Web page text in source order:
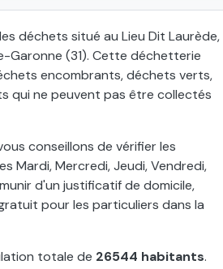
déchets situé au Lieu Dit Laurède,
Garonne (31). Cette déchetterie
encombrants, déchets verts,
qui ne peuvent pas être collectés
conseillons de vérifier les
Mardi, Mercredi, Jeudi, Vendredi,
d'un justificatif de domicile,
pour les particuliers dans la
totale de 26544 habitants.